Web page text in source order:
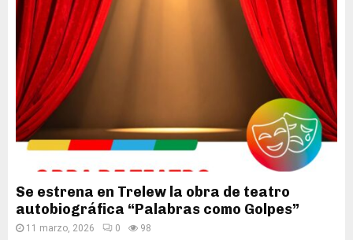
Se estrena en Trelew la obra de teatro
autobiográfica “Palabras como Golpes”
11 marzo, 2026 0 98